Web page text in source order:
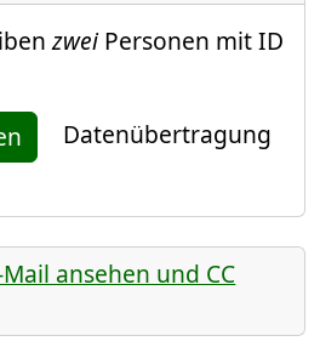
zweiPersonen mit ID
Datenübertragung
ansehen und CC